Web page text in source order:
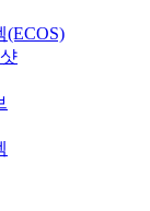
(ECOS)